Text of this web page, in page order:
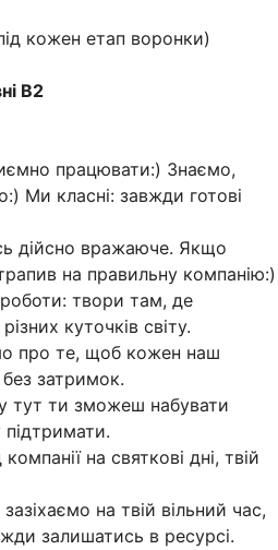
кожен етап воронки)
В2
працювати:) Знаємо,
Ми класні: завжди готові
дійсно вражаюче. Якщо
на правильну компанію:)
твори там, де
куточків світу.
про те, щоб кожен наш
затримок.
тут ти зможеш набувати
на святкові дні, твій
на твій вільний час,
залишатись в ресурсі.